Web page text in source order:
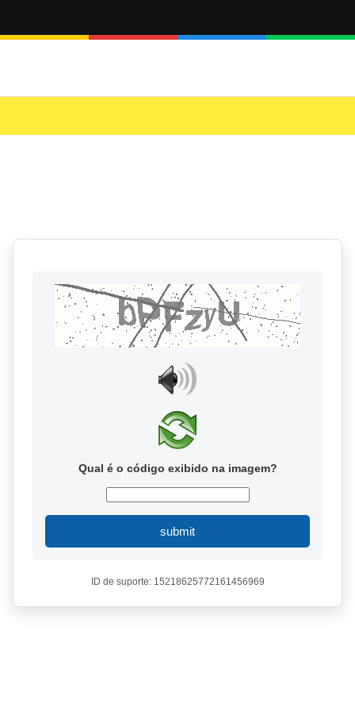
Qual é o código exibido na imagem?
submit
ID de suporte: 15218625772161456969